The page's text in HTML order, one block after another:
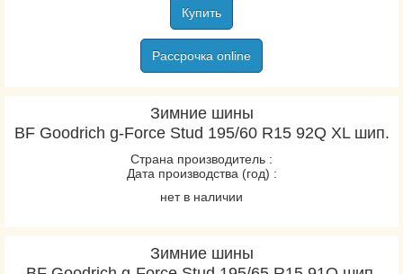
Купить
Рассрочка online
Зимние шины
BF Goodrich g-Force Stud 195/60 R15 92Q XL шип.
Страна производитель :
Дата производства (год) :
нет в наличии
Зимние шины